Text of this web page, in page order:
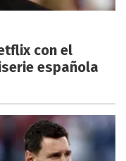
con el
española